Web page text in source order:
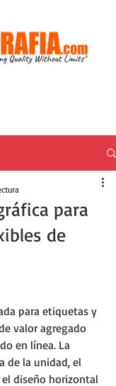
para
de
para etiquetas y
valor agregado
en línea. La
de la unidad, el
diseño horizontal